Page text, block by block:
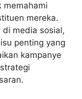
memahami
mereka.
di media sosial,
penting yang
kampanye